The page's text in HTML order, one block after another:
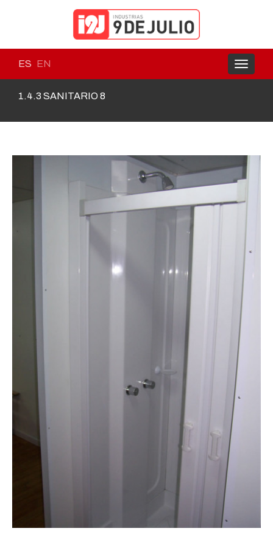
ES EN
Toggle
1.4.3 SANITARIO 8